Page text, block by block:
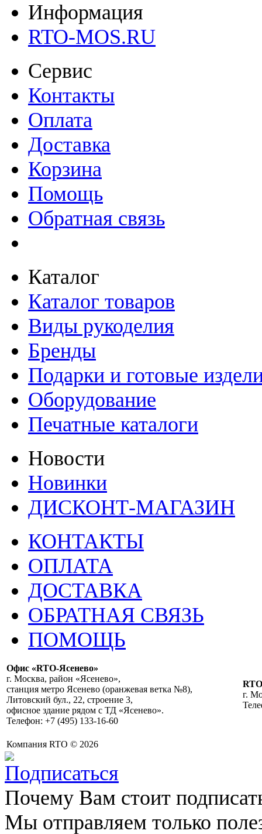
Информация
RTO-MOS.RU
Сервис
Контакты
Оплата
Доставка
Корзина
Помощь
Обратная связь
Каталог
Каталог товаров
Виды рукоделия
Бренды
Подарки и готовые
Оборудование
Печатные каталоги
Новости
Новинки
ДИСКОНТ-МАГАЗИН
КОНТАКТЫ
ОПЛАТА
ДОСТАВКА
ОБРАТНАЯ СВЯЗЬ
ПОМОЩЬ
Офис «RTO-Ясенево»
г. Москва, район «Ясенево»,
станция метро Ясенево (оранжевая ветка №8),
Литовский бул., 22, строение 3,
офисное здание рядом с ТД «Ясенево».
Телефон: +7 (495) 133-16-60
г.
Компания RTO © 2026
Почему Вам стоит
Мы отправляем только